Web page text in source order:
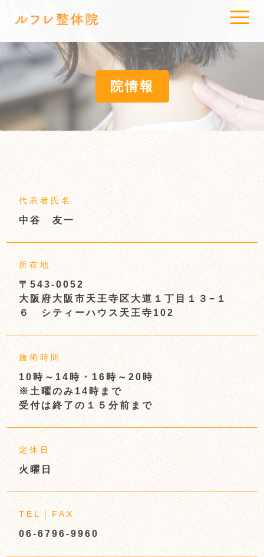
t
o
g
i
g
i
n
院情報
代表者氏名
中谷 友一
所在地
〒543-0052
大阪府大阪市天王寺区大道１丁目１３−１
６ シティーハウス天王寺102
施術時間
10時～14時・16時～20時
※土曜のみ14時まで
受付は終了の１５分前まで
定休日
火曜日
TEL｜FAX
06-6796-9960